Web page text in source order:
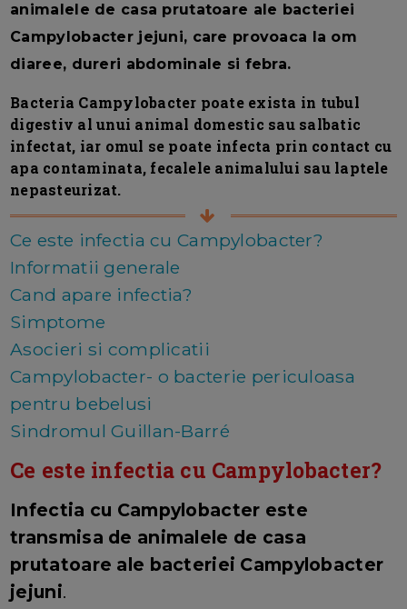
animalele de casa prutatoare ale bacteriei
Campylobacter jejuni, care provoaca la om
diaree, dureri abdominale si febra.
Bacteria Campylobacter poate exista in tubul
digestiv al unui animal domestic sau salbatic
infectat, iar omul se poate infecta prin contact cu
apa contaminata, fecalele animalului sau laptele
nepasteurizat.
Ce este infectia cu Campylobacter?
Informatii generale
Cand apare infectia?
Simptome
Asocieri si complicatii
Campylobacter- o bacterie periculoasa
pentru bebelusi
Sindromul Guillan-Barré
Ce este infectia cu Campylobacter?
Infectia cu Campylobacter este
transmisa de animalele de casa
prutatoare ale bacteriei Campylobacter
jejuni.